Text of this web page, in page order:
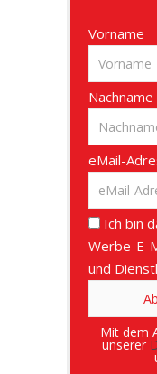
Vorname
Nachname
eMail-
Ich bin
Werbe-E-
und
Mit dem
unserer